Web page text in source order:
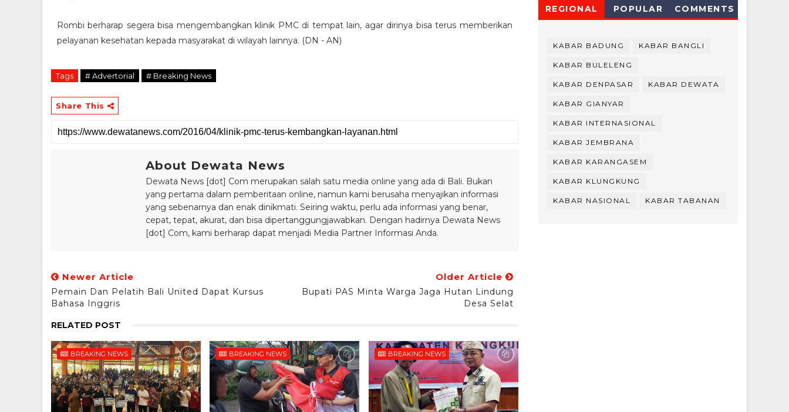
Rombi berharap segera bisa mengembangkan klinik PMC di tempat lain, agar dirinya bisa terus memberikan
pelayanan kesehatan kepada masyarakat di wilayah lainnya. (DN - AN)
Tags # Advertorial # Breaking News
Share This
About Dewata News
Dewata News [dot] Com merupakan salah satu media online yang ada di Bali. Bukan
yang pertama dalam pemberitaan online, namun kami berusaha menyajikan informasi
yang sebenarnya dan enak dinikmati. Seiring waktu, perlu ada informasi yang benar,
cepat, tepat, akurat, dan bisa dipertanggungjawabkan. Dengan hadirnya Dewata News
[dot] Com, kami berharap dapat menjadi Media Partner Informasi Anda.
Newer Article
Pemain Dan Pelatih Bali United Dapat Kursus
Bahasa Inggris
Older Article
Bupati PAS Minta Warga Jaga Hutan Lindung
Desa Selat
RELATED POST
BREAKING NEWS BREAKING NEWS BREAKING NEWS
REGIONAL POPULAR COMMENTS
KABAR BADUNG KABAR BANGLI
KABAR BULELENG
KABAR DENPASAR KABAR DEWATA
KABAR GIANYAR
KABAR INTERNASIONAL
KABAR JEMBRANA
KABAR KARANGASEM
KABAR KLUNGKUNG
KABAR NASIONAL KABAR TABANAN